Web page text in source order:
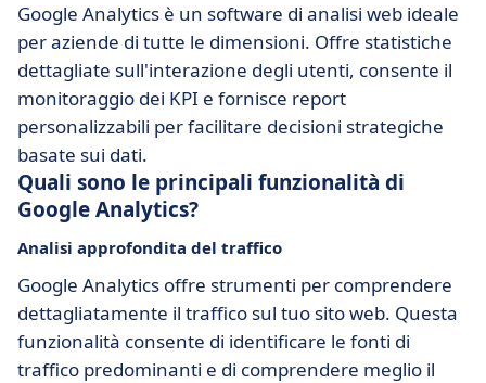
Google Analytics è un software di analisi web ideale
per aziende di tutte le dimensioni. Offre statistiche
dettagliate sull'interazione degli utenti, consente il
monitoraggio dei KPI e fornisce report
personalizzabili per facilitare decisioni strategiche
basate sui dati.
Quali sono le principali funzionalità di
Google Analytics?
Analisi approfondita del traffico
Google Analytics offre strumenti per comprendere
dettagliatamente il traffico sul tuo sito web. Questa
funzionalità consente di identificare le fonti di
traffico predominanti e di comprendere meglio il